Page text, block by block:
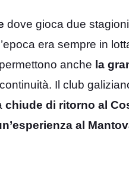
dove gioca due
era sempre in
anche la
Il club
chiude di ritorno al
al